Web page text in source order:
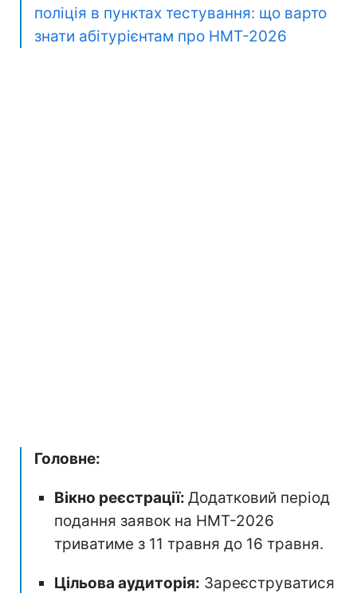
поліція в пунктах тестування: що варто
знати абітурієнтам про НМТ-2026
Головне:
Вікно реєстрації: Додатковий період
подання заявок на НМТ-2026
триватиме з 11 травня до 16 травня.
Цільова аудиторія: Зареєструватися